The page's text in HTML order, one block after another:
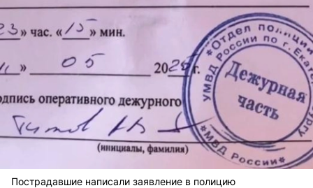
Пострадавшие написали заявление в полицию